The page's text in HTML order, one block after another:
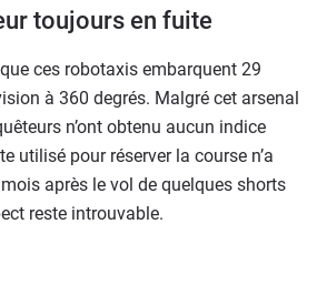
toujours en fuite
ces robotaxis embarquent 29
à 360 degrés. Malgré cet arsenal
n’ont obtenu aucun indice
utilisé pour réserver la course n’a
après le vol de quelques shorts
reste introuvable.